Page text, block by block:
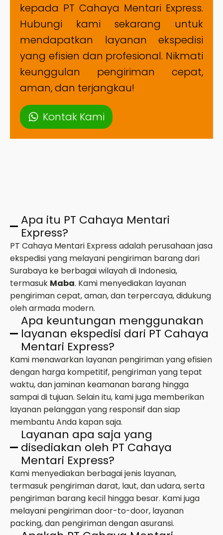
kepada PT Cahaya Mentari Express.
Hubungi kami sekarang untuk
mendapatkan layanan ekspedisi
yang efisien dan profesional. Nikmati
keunggulan pengiriman cepat,
aman, dan terjangkau!
Kontak Kami
Apa itu PT Cahaya Mentari
Express?
PT Cahaya Mentari Express adalah perusahaan jasa
ekspedisi yang melayani pengiriman barang dari
Surabaya ke berbagai wilayah di Indonesia,
termasuk Maba. Kami menyediakan layanan
pengiriman cepat, aman, dan terpercaya, didukung
oleh armada modern.
Apa keuntungan menggunakan
layanan ekspedisi dari PT Cahaya
Mentari Express?
Kami menawarkan layanan pengiriman yang efisien
dengan harga kompetitif, pengiriman yang tepat
waktu, dan jaminan keamanan barang hingga
sampai di tujuan. Selain itu, kami juga memberikan
layanan pelanggan yang responsif dan siap
membantu Anda kapan saja.
Layanan apa saja yang
disediakan oleh PT Cahaya
Mentari Express?
Kami menyediakan berbagai jenis layanan,
termasuk pengiriman darat, laut, dan udara, serta
pengiriman barang kecil hingga besar. Kami juga
melayani pengiriman door-to-door, layanan
packing, dan pengiriman dengan asuransi.